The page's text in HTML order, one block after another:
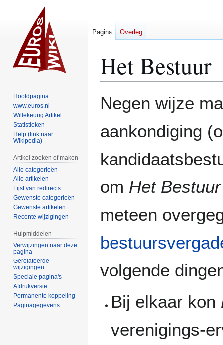
Het Bestuur
navigatie
zoeken
Negen wijze
aankondiging
om Het Bestuur
meteen
volgende
Bij elkaar kon
verenigings-
Pagina Overleg
Hoofdpagina
www.euros.nl
Willekeurig Artikel
Statistieken
Help (link naar
Wikipedia)
Artikel zoeken of maken
Alle categorieën
Alle artikelen
Lijst van redirects
Gewenste categorieën
Gewenste artikelen
Recente wijzigingen
Hulpmiddelen
Verwijzingen naar deze
pagina
Gerelateerde
wijzigingen
Speciale pagina's
Afdrukversie
Permanente koppeling
Paginagegevens